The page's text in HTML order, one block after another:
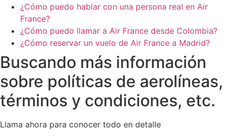
¿Cómo puedo hablar con una persona real en Air
France?
¿Cómo puedo llamar a Air France desde Colombia?
¿Cómo reservar un vuelo de Air France a Madrid?
Buscando más información
sobre políticas de aerolíneas,
términos y condiciones, etc.
Llama ahora para conocer todo en detalle